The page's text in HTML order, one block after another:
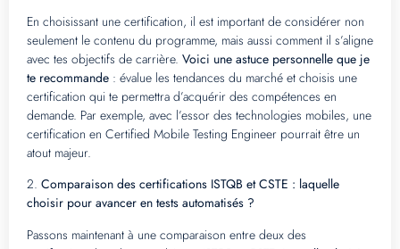
En choisissant une certification, il est important de considérer non
seulement le contenu du programme, mais aussi comment il s’aligne
avec tes objectifs de carrière. Voici une astuce personnelle que je
te recommande : évalue les tendances du marché et choisis une
certification qui te permettra d’acquérir des compétences en
demande. Par exemple, avec l’essor des technologies mobiles, une
certification en Certified Mobile Testing Engineer pourrait être un
atout majeur.
2. Comparaison des certifications ISTQB et CSTE : laquelle
choisir pour avancer en tests automatisés ?
Passons maintenant à une comparaison entre deux des